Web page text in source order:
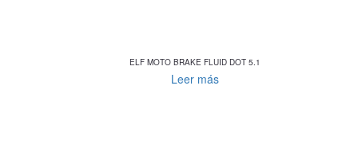
ELF MOTO BRAKE FLUID DOT 5.1
Leer más